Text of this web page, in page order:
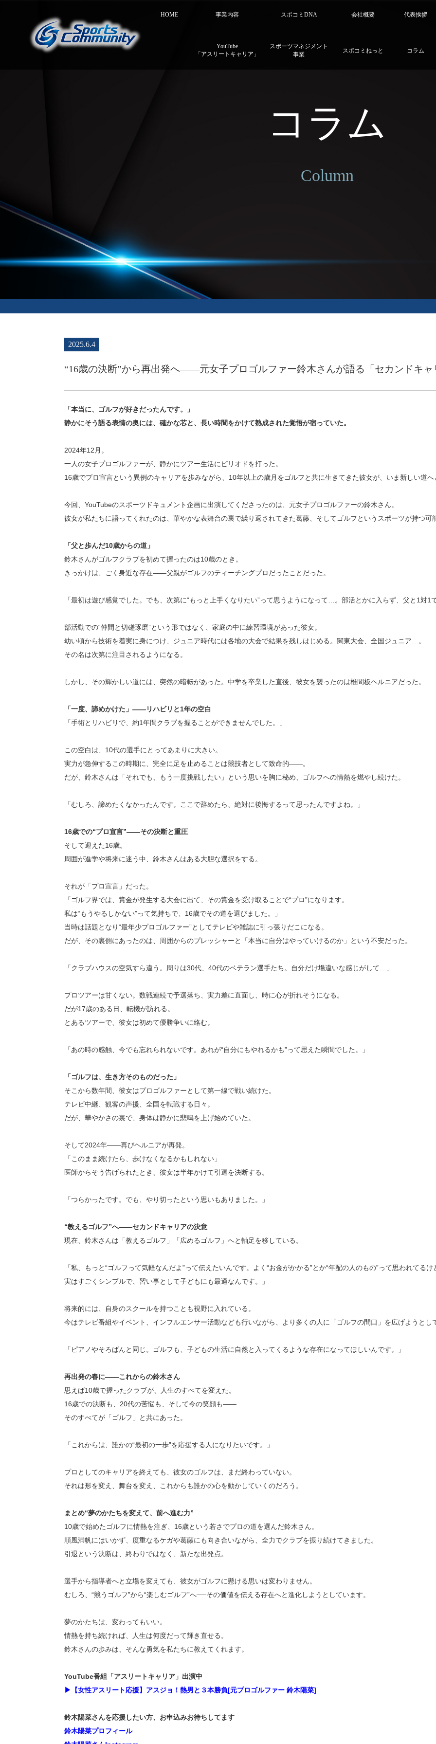
HOME 事業内容 スポコミDNA 会社概要 代表挨拶
YouTube
「アスリートキャリア」
スポーツマネジメント
事業
スポコミねっと コラム
コラム
Column
2025.6.4
“16歳の決断”から再出発へ――元女子プロゴルファー鈴木さんが語る「セカンドキ
「本当に、ゴルフが好きだったんです。」
静かにそう語る表情の奥には、確かな芯と、長い時間をかけて熟成された覚悟が宿っていた。
2024年12月。
一人の女子プロゴルファーが、静かにツアー生活にピリオドを打った。
16歳でプロ宣言という異例のキャリアを歩みながら、10年以上の歳月をゴルフと共に生きてきた彼女が、いま新しい道
今回、YouTubeのスポーツドキュメント企画に出演してくださったのは、元女子プロゴルファーの鈴木さん。
彼女が私たちに語ってくれたのは、華やかな表舞台の裏で繰り返されてきた葛藤、そしてゴルフというスポーツが持つ可
「父と歩んだ10歳からの道」
鈴木さんがゴルフクラブを初めて握ったのは10歳のとき。
きっかけは、ごく身近な存在――父親がゴルフのティーチングプロだったことだった。
「最初は遊び感覚でした。でも、次第に“もっと上手くなりたい”って思うようになって…。部活とかに入らず、父と1対1
部活動での“仲間と切磋琢磨”という形ではなく、家庭の中に練習環境があった彼女。
幼い頃から技術を着実に身につけ、ジュニア時代には各地の大会で結果を残しはじめる。関東大会、全国ジュニア…。
その名は次第に注目されるようになる。
しかし、その輝かしい道には、突然の暗転があった。中学を卒業した直後、彼女を襲ったのは椎間板ヘルニアだった。
「一度、諦めかけた」――リハビリと1年の空白
「手術とリハビリで、約1年間クラブを握ることができませんでした。」
この空白は、10代の選手にとってあまりに大きい。
実力が急伸するこの時期に、完全に足を止めることは競技者として致命的――。
だが、鈴木さんは「それでも、もう一度挑戦したい」という思いを胸に秘め、ゴルフへの情熱を燃やし続けた。
「むしろ、諦めたくなかったんです。ここで辞めたら、絶対に後悔するって思ったんですよね。」
16歳での“プロ宣言”――その決断と重圧
そして迎えた16歳。
周囲が進学や将来に迷う中、鈴木さんはある大胆な選択をする。
それが「プロ宣言」だった。
「ゴルフ界では、賞金が発生する大会に出て、その賞金を受け取ることで“プロ”になります。
私は“もうやるしかない”って気持ちで、16歳でその道を選びました。」
当時は話題となり“最年少プロゴルファー”としてテレビや雑誌に引っ張りだこになる。
だが、その裏側にあったのは、周囲からのプレッシャーと「本当に自分はやっていけるのか」という不安だった。
「クラブハウスの空気すら違う。周りは30代、40代のベテラン選手たち。自分だけ場違いな感じがして…」
プロツアーは甘くない。数戦連続で予選落ち、実力差に直面し、時に心が折れそうになる。
だが17歳のある日、転機が訪れる。
とあるツアーで、彼女は初めて優勝争いに絡む。
「あの時の感触、今でも忘れられないです。あれが“自分にもやれるかも”って思えた瞬間でした。」
「ゴルフは、生き方そのものだった」
そこから数年間、彼女はプロゴルファーとして第一線で戦い続けた。
テレビ中継、観客の声援、全国を転戦する日々。
だが、華やかさの裏で、身体は静かに悲鳴を上げ始めていた。
そして2024年――再びヘルニアが再発。
「このまま続けたら、歩けなくなるかもしれない」
医師からそう告げられたとき、彼女は半年かけて引退を決断する。
「つらかったです。でも、やり切ったという思いもありました。」
“教えるゴルフ”へ――セカンドキャリアの決意
現在、鈴木さんは「教えるゴルフ」「広めるゴルフ」へと軸足を移している。
「私、もっと“ゴルフって気軽なんだよ”って伝えたいんです。よく“お金がかかる”とか“年配の人のもの”って思われてるけ
実はすごくシンプルで、習い事として子どもにも最適なんです。」
将来的には、自身のスクールを持つことも視野に入れている。
今はテレビ番組やイベント、インフルエンサー活動なども行いながら、より多くの人に「ゴルフの間口」を広げようとし
「ピアノやそろばんと同じ。ゴルフも、子どもの生活に自然と入ってくるような存在になってほしいんです。」
再出発の春に――これからの鈴木さん
思えば10歳で握ったクラブが、人生のすべてを変えた。
16歳での決断も、20代の苦悩も、そして今の笑顔も――
そのすべてが「ゴルフ」と共にあった。
「これからは、誰かの“最初の一歩”を応援する人になりたいです。」
プロとしてのキャリアを終えても、彼女のゴルフは、まだ終わっていない。
それは形を変え、舞台を変え、これからも誰かの心を動かしていくのだろう。
まとめ“夢のかたちを変えて、前へ進む力”
10歳で始めたゴルフに情熱を注ぎ、16歳という若さでプロの道を選んだ鈴木さん。
順風満帆にはいかず、度重なるケガや葛藤にも向き合いながら、全力でクラブを振り続けてきました。
引退という決断は、終わりではなく、新たな出発点。
選手から指導者へと立場を変えても、彼女がゴルフに懸ける思いは変わりません。
むしろ、“競うゴルフ”から“楽しむゴルフ”へ──その価値を伝える存在へと進化しようとしています。
夢のかたちは、変わってもいい。
情熱を持ち続ければ、人生は何度だって輝き直せる。
鈴木さんの歩みは、そんな勇気を私たちに教えてくれます。
YouTube番組「アスリートキャリア」出演中
▶【女性アスリート応援】アスジョ！熱男と３本勝負[元プロゴルファー 鈴木陽菜]
鈴木陽菜さんを応援したい方、お申込みお待ちしてます
鈴木陽菜プロフィール